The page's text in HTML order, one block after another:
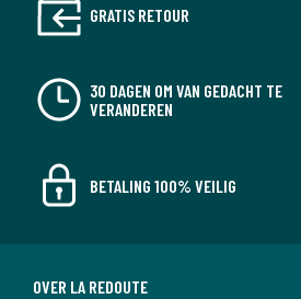
GRATIS RETOUR
30 DAGEN OM VAN GEDACHT TE
VERANDEREN
BETALING 100% VEILIG
OVER LA REDOUTE